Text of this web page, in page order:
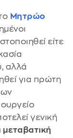
Μητρώο
είτε
αλλά
για πρώτη
γενική
μεταβατική